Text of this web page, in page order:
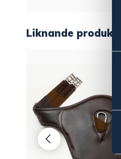
Liknande